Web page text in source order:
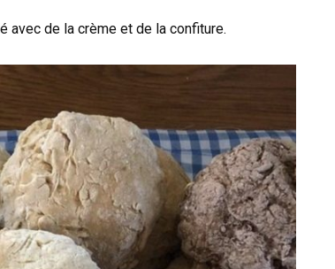
avec de la crème et de la confiture.